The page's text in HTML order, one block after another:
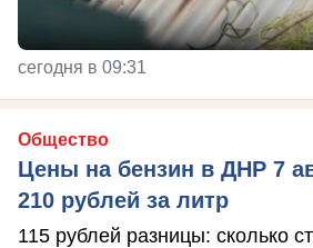
сегодня в 09:31
Общество
Цены на бензин в ДНР 7
210 рублей за литр
115 рублей разницы: сколько